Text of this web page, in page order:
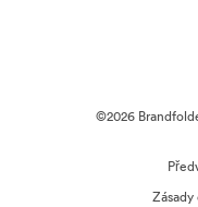
©2026